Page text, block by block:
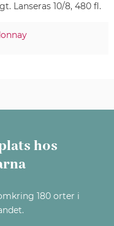
Lanseras 10/8, 480 fl.
hos
180 orter i